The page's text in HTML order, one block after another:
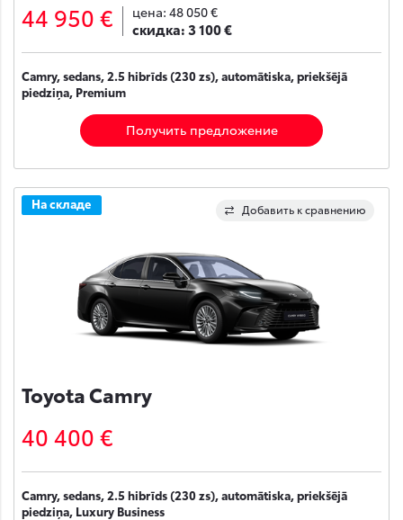
44 950 € цена: 48 050 €
скидка:3 100 €
Camry, sedans, 2.5 hibrīds (230 zs), automātiska, priekšējā
piedziņa, Premium
Получить предложение
Добавить к сравнению
На складе
Toyota Camry
40 400 €
Camry, sedans, 2.5 hibrīds (230 zs), automātiska, priekšējā
piedziņa, Luxury Business